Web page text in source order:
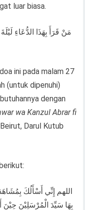
luar biasa.
مَنْ قَرَأَ بِهَذَا الدُّعَاءِ
ini pada malam 27
(untuk dipenuhi)
dengan
wa Kanzul Abrar fi
Darul Kutub
اللهم إِنِّي أَسْأَلُكَ
بِهَا سَيِّدَ الْمُرْسَلِيْنَ حِيْنَ